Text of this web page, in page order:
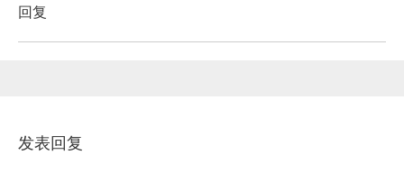
回复
发表回复